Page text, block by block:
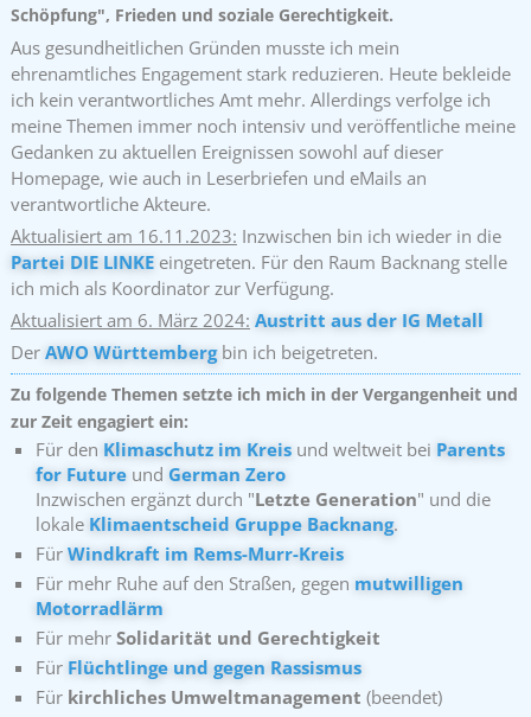
Schöpfung", Frieden und soziale Gerechtigkeit.
Aus gesundheitlichen Gründen musste ich mein
ehrenamtliches Engagement stark reduzieren. Heute bekleide
ich kein verantwortliches Amt mehr. Allerdings verfolge ich
meine Themen immer noch intensiv und veröffentliche meine
Gedanken zu aktuellen Ereignissen sowohl auf dieser
Homepage, wie auch in Leserbriefen und eMails an
verantwortliche Akteure.
Aktualisiert am 16.11.2023: Inzwischen bin ich wieder in die
Partei DIE LINKEeingetreten. Für den Raum Backnang stelle
ich mich als Koordinator zur Verfügung.
Aktualisiert am 6. März 2024: Austritt aus der IG Metall
Der AWO Württembergbin ich beigetreten.
Zu folgende Themen setzte ich mich in der Vergangenheit und
zur Zeit engagiert ein:
Für den Klimaschutz im Kreisund weltweit bei Parents
for Futureund German Zero
Inzwischen ergänzt durch "Letzte Generation" und die
lokale Klimaentscheid Gruppe Backnang.
Für Windkraft im Rems-Murr-Kreis
Für mehr Ruhe auf den Straßen, gegen mutwilligen
Motorradlärm
Für mehr Solidarität und Gerechtigkeit
Für Flüchtlinge und gegen Rassismus
Für kirchliches Umweltmanagement (beendet)